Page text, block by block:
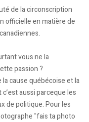
de la circonscription
officielle en matière de
vous ne la
passion ?
la cause québécoise et la
aussi parceque les
de politique. Pour les
"fais ta photo